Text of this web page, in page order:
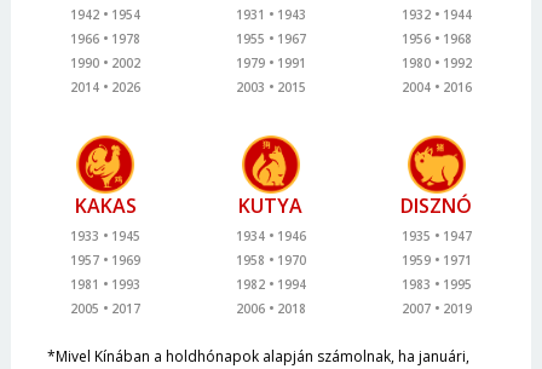
1942
1954
1966
1978
1990
2002
2014
2026
1931
1943
1955
1967
1979
1991
2003
2015
1932
1944
1956
1968
1980
1992
2004
2016
KAKAS
1933
1945
1957
1969
1981
1993
2005
2017
KUTYA
1934
1946
1958
1970
1982
1994
2006
2018
DISZNÓ
1935
1947
1959
1971
1983
1995
2007
2019
*Mivel Kínában a holdhónapok alapján számolnak, ha januári,